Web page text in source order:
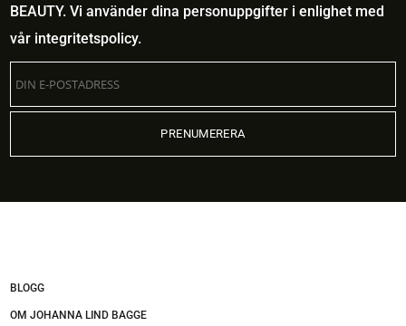
BEAUTY. Vi använder dina personuppgifter i enlighet med
vår integritetspolicy.
BLOGG
OM JOHANNA LIND BAGGE